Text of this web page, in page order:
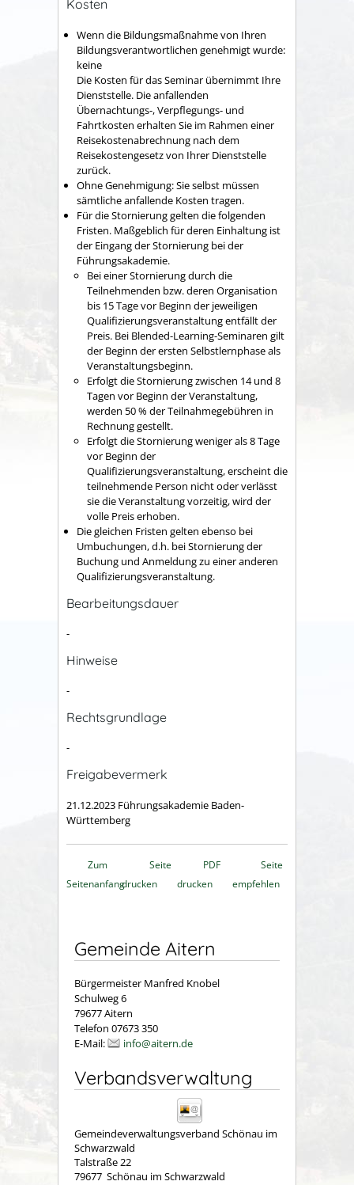
Kosten
Wenn die Bildungsmaßnahme von Ihren
Bildungsverantwortlichen genehmigt wurde:
keine
Die Kosten für das Seminar übernimmt Ihre
Dienststelle. Die anfallenden
Übernachtungs-, Verpflegungs- und
Fahrtkosten erhalten Sie im Rahmen einer
Reisekostenabrechnung nach dem
Reisekostengesetz von Ihrer Dienststelle
zurück.
Ohne Genehmigung: Sie selbst müssen
sämtliche anfallende Kosten tragen.
Für die Stornierung gelten die folgenden
Fristen. Maßgeblich für deren Einhaltung ist
der Eingang der Stornierung bei der
Führungsakademie.
Bei einer Stornierung durch die
Teilnehmenden bzw. deren Organisation
bis 15 Tage vor Beginn der jeweiligen
Qualifizierungsveranstaltung entfällt der
Preis. Bei Blended-Learning-Seminaren gilt
der Beginn der ersten Selbstlernphase als
Veranstaltungsbeginn.
Erfolgt die Stornierung zwischen 14 und 8
Tagen vor Beginn der Veranstaltung,
werden 50 % der Teilnahmegebühren in
Rechnung gestellt.
Erfolgt die Stornierung weniger als 8 Tage
vor Beginn der
Qualifizierungsveranstaltung, erscheint die
teilnehmende Person nicht oder verlässt
sie die Veranstaltung vorzeitig, wird der
volle Preis erhoben.
Die gleichen Fristen gelten ebenso bei
Umbuchungen, d.h. bei Stornierung der
Buchung und Anmeldung zu einer anderen
Qualifizierungsveranstaltung.
Bearbeitungsdauer
-
Hinweise
-
Rechtsgrundlage
-
Freigabevermerk
21.12.2023 Führungsakademie Baden-
Württemberg
Zum
Seitenanfang
Seite
drucken
PDF
drucken
Seite
empfehlen
Gemeinde Aitern
Bürgermeister Manfred Knobel
Schulweg 6
79677 Aitern
Telefon 07673 350
E-Mail:
info@aitern.de
Verbandsverwaltung
Gemeindeverwaltungsverband Schönau im
Schwarzwald
Talstraße 22
79677 Schönau im Schwarzwald